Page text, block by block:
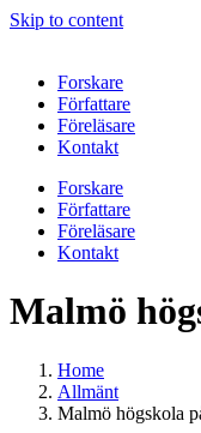
Skip to content
Forskare
Författare
Föreläsare
Kontakt
Forskare
Författare
Föreläsare
Kontakt
Malmö
Home
Allmänt
Malmö högskola